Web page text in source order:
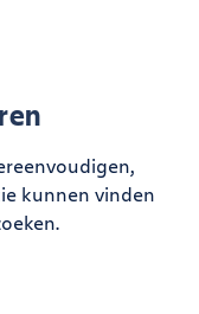
kunnen vinden